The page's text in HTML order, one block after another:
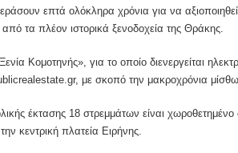
επτά ολόκληρα χρόνια για να
τα πλέον ιστορικά ξενοδοχεία της Θράκης.
Κομοτηνής», για το οποίο διενεργείται
με σκοπό την μακροχρόνια
έκτασης 18 στρεμμάτων είναι
κεντρική πλατεία Ειρήνης.